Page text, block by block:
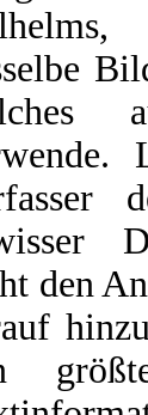
den